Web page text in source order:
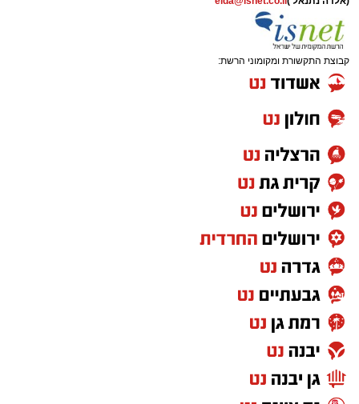
לחידוש סימוני הדרך והתקנת עיני חתול, במטרה
לשפר את בטיחות הנסיעה עבור כלל משתמשי
הדרך.
בשל ביצוע העבודות, תבוצע חסימה הרמטית של
לכיוון דרום, ולנוסעים לכיוון זה מומלץ להמשיך
תוך להיערך מראש ולהיעזר בישומוני הניווט.
מאגף שירות וקשרי קהילה בנתיבי ישראל נמסר כי
הם מתנצלים על אי-הנוחות הזמנית ומודים לציבור
על הסבלנות, וכי ניתן לקבל פרטים נוספים באתר
החברה בכתובת
מעוניינים להגיב? לדווח ? צרו איתנו קשר במייל -
ASHDODS@ISNET.CO.IL
קבוצת התקשורת ומקומוני הרשת: